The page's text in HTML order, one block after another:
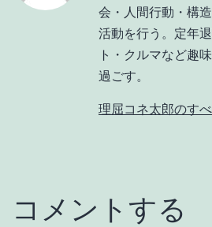
会・人間行動・構
活動を行う。定年
ト・クルマなど趣
過ごす。
理屈コネ太郎のす
コメントする